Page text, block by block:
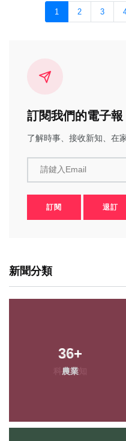
1 2 3
訂閱我們的電子報
了解時事、接收新知、在
請鍵入Email
訂閱 退訂
新聞分類
36+
農業